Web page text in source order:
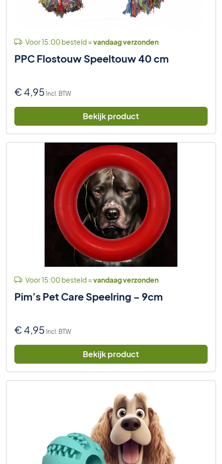
Voor 15:00 besteld =vandaag verzonden
PPC Flostouw Speeltouw 40 cm
€ 4,95 Incl. BTW
Bekijk product
Voor 15:00 besteld =vandaag verzonden
Pim’s Pet Care Speelring – 9cm
€ 4,95 Incl. BTW
Bekijk product